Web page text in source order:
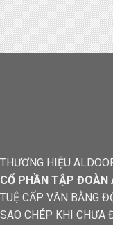
THƯƠNG HIỆU
CỔ PHẦN TẬP ĐOÀN
TUỆ CẤP VĂN BẰNG
SAO CHÉP KHI CHƯA